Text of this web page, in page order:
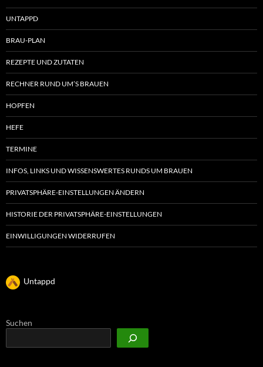
UNTAPPD
BRAU-PLAN
REZEPTE UND ZUTATEN
RECHNER RUND UM’S BRAUEN
HOPFEN
HEFE
TERMINE
INFOS, LINKS UND WISSENSWERTES RUNDS UM BRAUEN
PRIVATSPHÄRE-EINSTELLUNGEN ÄNDERN
HISTORIE DER PRIVATSPHÄRE-EINSTELLUNGEN
EINWILLIGUNGEN WIDERRUFEN
Untappd
Suchen